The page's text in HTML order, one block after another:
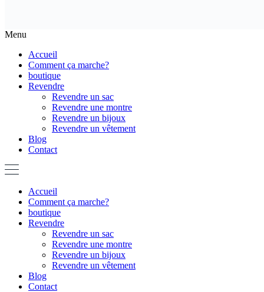
Menu
Accueil
Comment ça marche?
boutique
Revendre
Revendre un sac
Revendre une montre
Revendre un bijoux
Revendre un vêtement
Blog
Contact
Accueil
Comment ça marche?
boutique
Revendre
Revendre un sac
Revendre une montre
Revendre un bijoux
Revendre un vêtement
Blog
Contact